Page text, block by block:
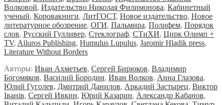
Волковой, Издательство Николая Филимонова, Кабинетный
ученый, Коровакниги, ЛитГОСТ, Новое издательство, Новое
литературное обозрение, ОГИ, Пальмира, Полифем, Порядок
слов, Русский Гулливер, Стеклограф, СТиХИ, Цирк Олимп +
TV, Ailuros Publishing, Humulus Lupulus, Jaromir Hladik press,
Literature Without Borders
Авторы: Иван Ахметьев, Сергей Бирюков, Владимир
Богомяков, Василий Бородин, Иван Волков, Анна Глазова,
Юлий Гуголев, Дмитрий Данилов, Аркадий Застырец, Виктор
Iванiв, Сергей Ивкин, Юрий Казарин, Александр Кабанов,